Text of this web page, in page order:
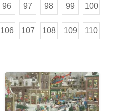
96 97 98 99 100
106 107 108 109 110